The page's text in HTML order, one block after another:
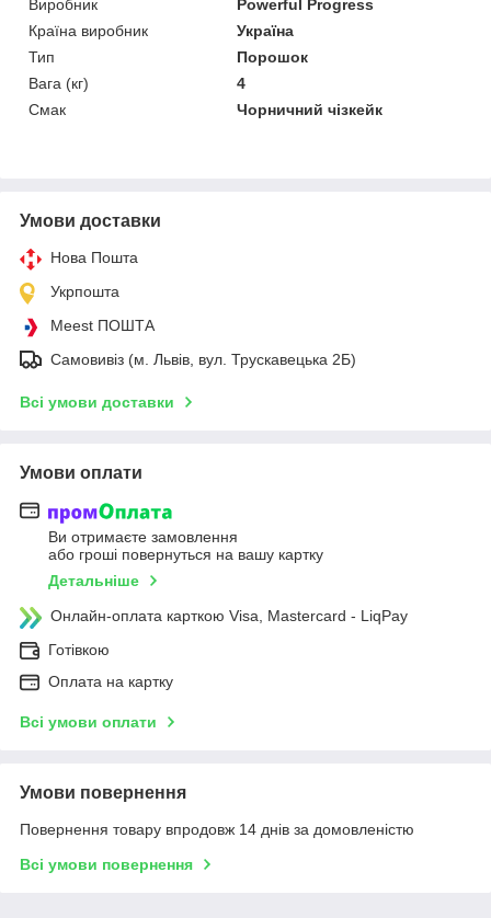
Виробник
Powerful Progress
Країна виробник
Україна
Тип
Порошок
Вага (кг)
4
Смак
Чорничний чізкейк
Умови доставки
Нова Пошта
Укрпошта
Meest ПОШТА
Самовивіз (м. Львів, вул. Трускавецька 2Б)
Всі умови доставки
Умови оплати
Ви отримаєте замовлення
або гроші повернуться на вашу картку
Детальніше
Онлайн-оплата карткою Visa, Mastercard - LiqPay
Готівкою
Оплата на картку
Всі умови оплати
Умови повернення
Повернення товару впродовж 14 днів за домовленістю
Всі умови повернення